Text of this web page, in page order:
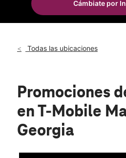
Mié.:
10:00 a.m. a 8:00 p.m.
3333 Buford Drive Ste 2083B
Cámbiate por
Todas las ubicaciones
Promociones
en T-Mobile
Georgia